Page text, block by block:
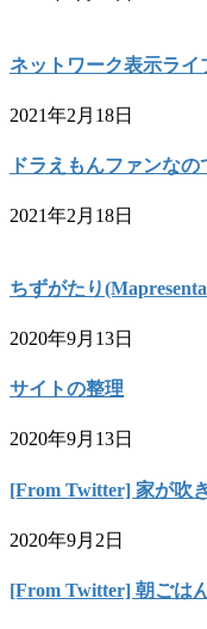
ネットワーク表示ライ
2021年2月18日
ドラえもんファンな
2021年2月18日
ちずがたり
2020年9月13日
サイトの整理
2020年9月13日
[From Twitter] 家が吹
2020年9月2日
[From Twitter] 朝ごは